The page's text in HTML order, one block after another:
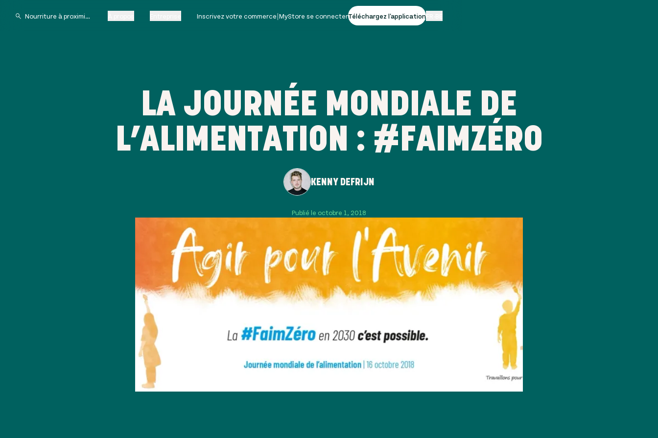
Inscrivez votre commerce|MyStore se connecterTéléchargez l'application
LA JOURNÉE MONDIALE DE
L’ALIMENTATION : #FAIMZÉRO
KENNY DEFRIJN
Publié le octobre 1, 2018